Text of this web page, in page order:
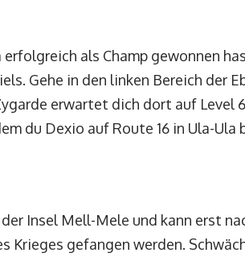
als Champ gewonnen
Gehe in den linken Bereich der
erwartet dich dort auf Level
du Dexio auf Route 16 in Ula-Ula
Insel Mell-Mele und kann erst
Krieges gefangen werden.